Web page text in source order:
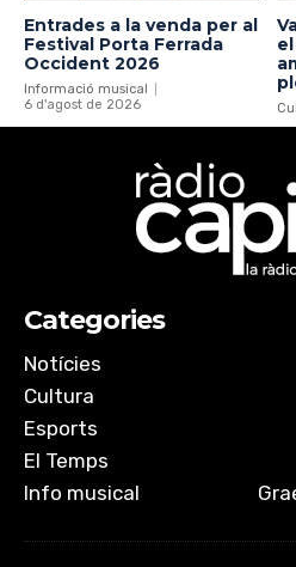
Entrades a la venda per al
Festival Porta Ferrada
Occident 2026
Informació musical
6 d'agost de 2026
Categories
Notícies
Cultura
Esports
El Temps
Info musical